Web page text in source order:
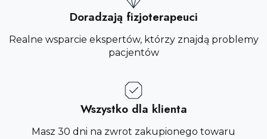
Doradzają fizjoterapeuci
Realne wsparcie ekspertów, którzy znajdą problemy
pacjentów
Wszystko dla klienta
Masz 30 dni na zwrot zakupionego towaru